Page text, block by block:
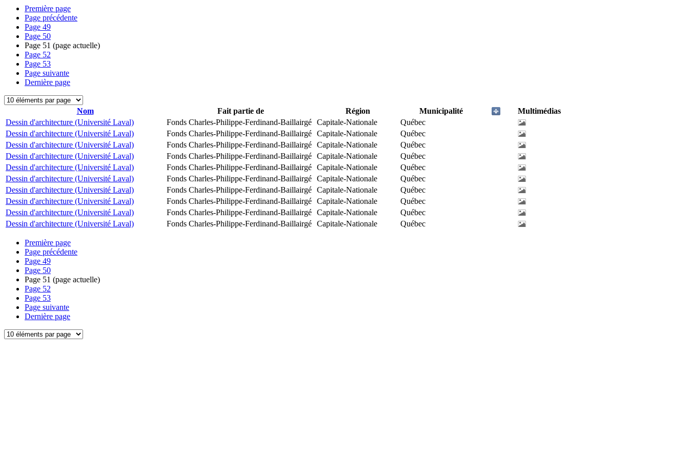
Première page
Page précédente
Page 49
Page 50
Page 51 (page actuelle)
Page 52
Page 53
Page suivante
Dernière page
Nom Fait partie de Région Municipalité
Multimédias
Dessin d'architecture (Université Laval)
Fonds Charles-Philippe-Ferdinand-Baillairgé Capitale-Nationale
Québec
Dessin d'architecture (Université Laval)
Fonds Charles-Philippe-Ferdinand-Baillairgé Capitale-Nationale
Québec
Dessin d'architecture (Université Laval)
Fonds Charles-Philippe-Ferdinand-Baillairgé Capitale-Nationale
Québec
Dessin d'architecture (Université Laval)
Fonds Charles-Philippe-Ferdinand-Baillairgé Capitale-Nationale
Québec
Dessin d'architecture (Université Laval)
Fonds Charles-Philippe-Ferdinand-Baillairgé Capitale-Nationale
Québec
Dessin d'architecture (Université Laval)
Fonds Charles-Philippe-Ferdinand-Baillairgé Capitale-Nationale
Québec
Dessin d'architecture (Université Laval)
Fonds Charles-Philippe-Ferdinand-Baillairgé Capitale-Nationale
Québec
Dessin d'architecture (Université Laval)
Fonds Charles-Philippe-Ferdinand-Baillairgé Capitale-Nationale
Québec
Dessin d'architecture (Université Laval)
Fonds Charles-Philippe-Ferdinand-Baillairgé Capitale-Nationale
Québec
Dessin d'architecture (Université Laval)
Fonds Charles-Philippe-Ferdinand-Baillairgé Capitale-Nationale Québec
Première page
Page précédente
Page 49
Page 50
Page 51 (page actuelle)
Page 52
Page 53
Page suivante
Dernière page